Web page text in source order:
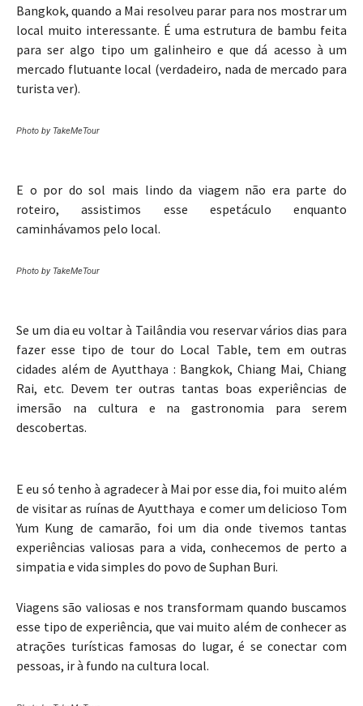
Bangkok, quando a Mai resolveu parar para nos mostrar um
local muito interessante. É uma estrutura de bambu feita
para ser algo tipo um galinheiro e que dá acesso à um
mercado flutuante local (verdadeiro, nada de mercado para
turista ver).
Photo by TakeMeTour
E o por do sol mais lindo da viagem não era parte do
roteiro, assistimos esse espetáculo enquanto
caminhávamos pelo local.
Photo by TakeMeTour
Se um dia eu voltar à Tailândia vou reservar vários dias para
fazer esse tipo de tour do Local Table, tem em outras
cidades além de Ayutthaya : Bangkok, Chiang Mai, Chiang
Rai, etc. Devem ter outras tantas boas experiências de
imersão na cultura e na gastronomia para serem
descobertas.
E eu só tenho à agradecer à Mai por esse dia, foi muito além
de visitar as ruínas de Ayutthaya e comer um delicioso Tom
Yum Kung de camarão, foi um dia onde tivemos tantas
experiências valiosas para a vida, conhecemos de perto a
simpatia e vida simples do povo de Suphan Buri.
Viagens são valiosas e nos transformam quando buscamos
esse tipo de experiência, que vai muito além de conhecer as
atrações turísticas famosas do lugar, é se conectar com
pessoas, ir à fundo na cultura local.